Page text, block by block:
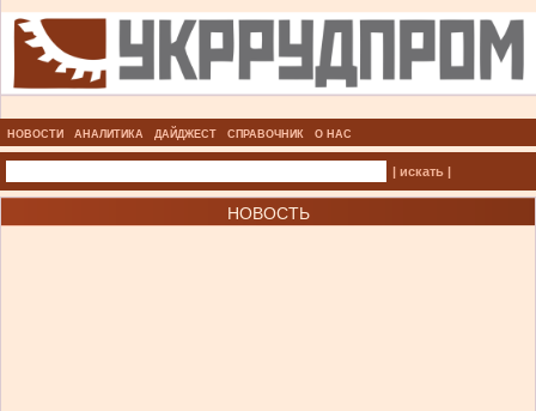
НОВОСТИ АНАЛИТИКА ДАЙДЖЕСТ СПРАВОЧНИК О НАС
| искать |
НОВОСТЬ